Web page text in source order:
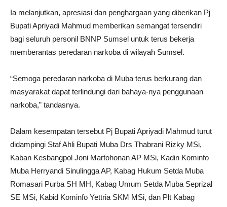
Ia melanjutkan, apresiasi dan penghargaan yang diberikan Pj
Bupati Apriyadi Mahmud memberikan semangat tersendiri
bagi seluruh personil BNNP Sumsel untuk terus bekerja
memberantas peredaran narkoba di wilayah Sumsel.
“Semoga peredaran narkoba di Muba terus berkurang dan
masyarakat dapat terlindungi dari bahaya-nya penggunaan
narkoba,” tandasnya.
Dalam kesempatan tersebut Pj Bupati Apriyadi Mahmud turut
didampingi Staf Ahli Bupati Muba Drs Thabrani Rizky MSi,
Kaban Kesbangpol Joni Martohonan AP MSi, Kadin Kominfo
Muba Herryandi Sinulingga AP, Kabag Hukum Setda Muba
Romasari Purba SH MH, Kabag Umum Setda Muba Seprizal
SE MSi, Kabid Kominfo Yettria SKM MSi, dan Plt Kabag